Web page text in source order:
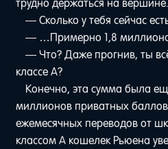
трудно держаться на вершине.
— Сколько у тебя сейчас
— …Примерно 1,8
— Что? Даже прогнив, ты
классе A?
Конечно, эта сумма была
миллионов приватных
ежемесячных переводов от
классом A кошелек Рьюена